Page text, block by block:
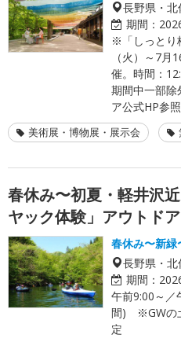
長野県・北
期間：
※「しっとり
（火）～7
催。時間：
期間中一部除
ア公式HP参照
美術展・博物展・展示会
春休み〜初夏・軽井沢
ヤック体験」アウトド
春休み〜新緑
長野県・北
期間：
午前9:00～
間) ※GWの
定